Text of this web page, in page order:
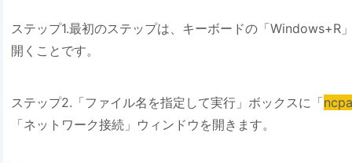
ステップ1.最初のステップは、キーボードの「Windows+R
開くことです。
ステップ2.「ファイル名を指定して実行」ボックスに「
「ネットワーク接続」ウィンドウを開きます。